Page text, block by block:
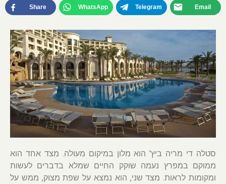
Share WhatsApp Telegram Email
סטלה די מריה ביץ' הוא מלון במיקום מעולה. מצד אחד הוא
ממוקם במפרץ נעמה שוקק החיים שמלא בדברים לעשות
ומקומות לראות. מצד שני, הוא נמצא על שפת מצוק, ממש על